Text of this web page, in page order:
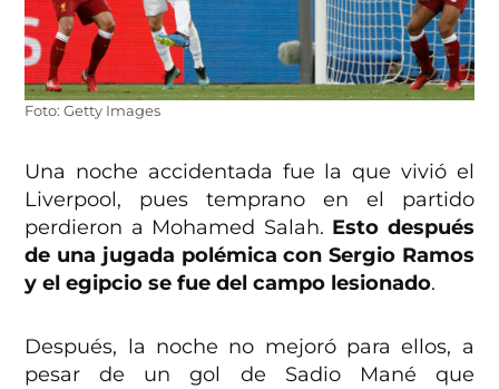
Foto: Getty Images
Una noche accidentada fue la que vivió el
Liverpool, pues temprano en el partido
perdieron a Mohamed Salah. Esto después
de una jugada polémica con Sergio Ramos
y el egipcio se fue del campo lesionado.
Después, la noche no mejoró para ellos, a
pesar de un gol de Sadio Mané que